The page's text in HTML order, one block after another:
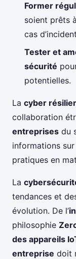
Former
soient prêts
cas
Tester et
sécurité
potentielles.
La cyber
collaboration
entreprises du
informations
pratiques en
La
tendances et
évolution. De l’
philosophie
des appareils
entreprise doit